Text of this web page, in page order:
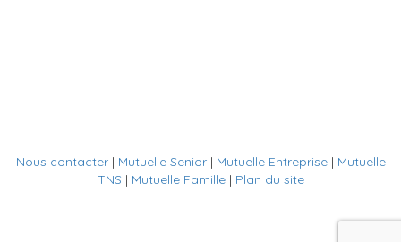
Nous contacter| Mutuelle Senior| Mutuelle Entreprise| Mutuelle
TNS | Mutuelle Famille| Plan du site